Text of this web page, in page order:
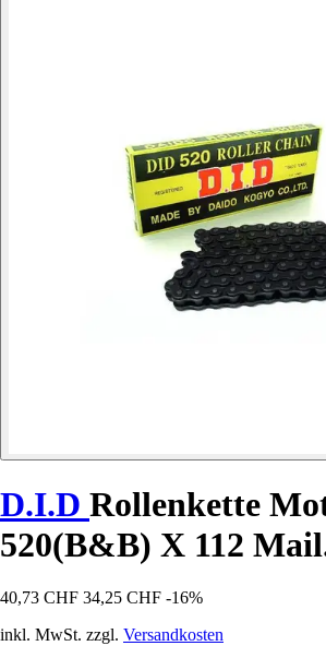
D.I.D Rollenkette
520(B&B) X 112
40,73 CHF 34,25 CHF -16%
inkl. MwSt. zzgl. Versandkosten